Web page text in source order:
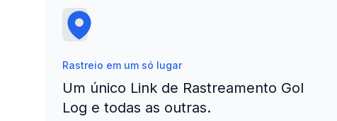
Rastreio em um só lugar
Um único Link de Rastreamento Gol
Log e todas as outras.